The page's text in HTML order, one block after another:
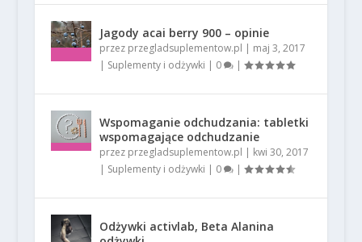
Jagody acai berry 900 – opinie
przez przegladsuplementow.pl | maj 3, 2017
| Suplementy i odżywki | 0 |
Wspomaganie odchudzania: tabletki
wspomagające odchudzanie
przez przegladsuplementow.pl | kwi 30, 2017
| Suplementy i odżywki | 0 |
Odżywki activlab, Beta Alanina